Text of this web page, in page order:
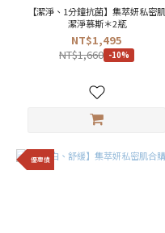
【潔淨、1分鐘抗菌】集萃妍私密肌
潔淨慕斯＊2瓶
NT$1,495
NT$1,660 -10%
優惠價